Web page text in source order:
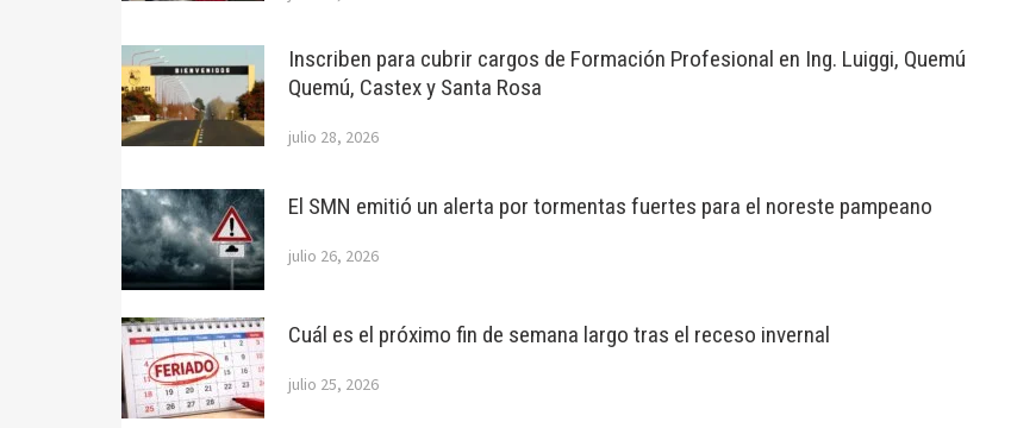
Inscriben para cubrir cargos de Formación Profesional en Ing. Luiggi, Quemú
Quemú, Castex y Santa Rosa
julio 28, 2026
El SMN emitió un alerta por tormentas fuertes para el noreste pampeano
julio 26, 2026
Cuál es el próximo fin de semana largo tras el receso invernal
julio 25, 2026